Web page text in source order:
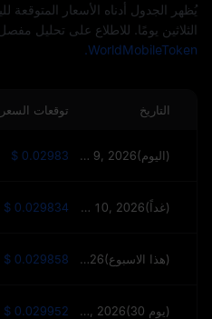
يُظهر الجدول أدناه الأسعار المتوقعة
الثلاثين يومًا. للاطلاع على تحليل
WorldMobileToken.
التاريخ توقعات السعر
August 9, 2026(اليوم) $ 0.02983
August 10, 2026(غداً) $ 0.029834
August 16, 2026(هذا الاسبوع) $ 0.029858
September 8, 2026(30 يوم) $ 0.029952